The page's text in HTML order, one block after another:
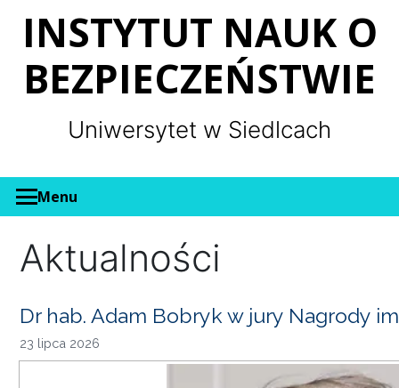
INSTYTUT NAUK O
BEZPIECZEŃSTWIE
Uniwersytet w Siedlcach
Menu
Aktualności
Dr hab. Adam Bobryk w jury Nagrody
23 lipca 2026